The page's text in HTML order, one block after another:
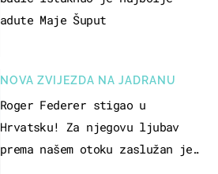
adute Maje Šuput
NOVA ZVIJEZDA NA JADRANU
Roger Federer stigao u
Hrvatsku! Za njegovu ljubav
prema našem otoku zaslužan je